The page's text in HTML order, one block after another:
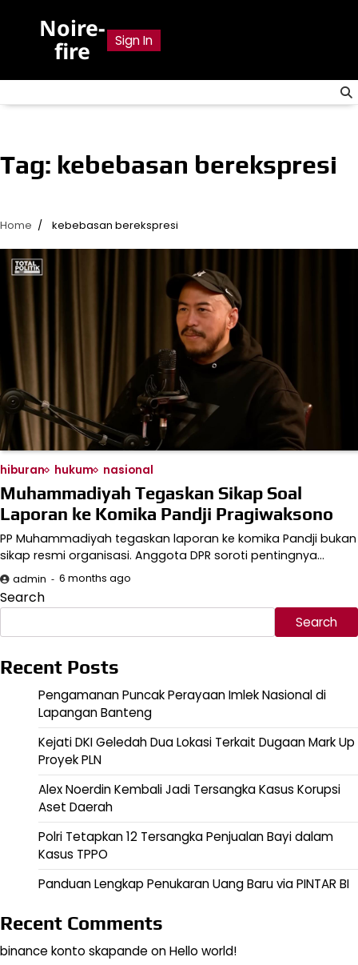
Noire-
fire
Sign In
Tag: kebebasan berekspresi
Home kebebasan berekspresi
hiburan hukum nasional
Muhammadiyah Tegaskan Sikap Soal
Laporan ke Komika Pandji Pragiwaksono
PP Muhammadiyah tegaskan laporan ke komika Pandji bukan
sikap resmi organisasi. Anggota DPR soroti pentingnya…
admin 6 months ago
Search
Search
Recent Posts
Pengamanan Puncak Perayaan Imlek Nasional di
Lapangan Banteng
Kejati DKI Geledah Dua Lokasi Terkait Dugaan Mark Up
Proyek PLN
Alex Noerdin Kembali Jadi Tersangka Kasus Korupsi
Aset Daerah
Polri Tetapkan 12 Tersangka Penjualan Bayi dalam
Kasus TPPO
Panduan Lengkap Penukaran Uang Baru via PINTAR BI
Recent Comments
binance konto skapande onHello world!